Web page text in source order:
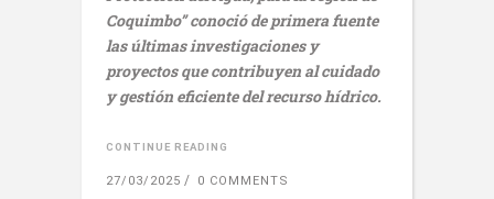
Coquimbo”conoció de primera fuente
las últimas investigaciones y
proyectos que contribuyen al cuidado
y gestión eficiente del recurso hídrico.
CONTINUE READING
27/03/2025 0 COMMENTS